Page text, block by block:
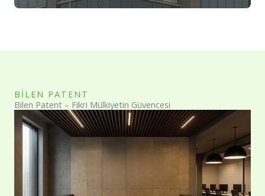
BİLEN PATENT
Bilen Patent – Fikri Mülkiyetin Güvencesi